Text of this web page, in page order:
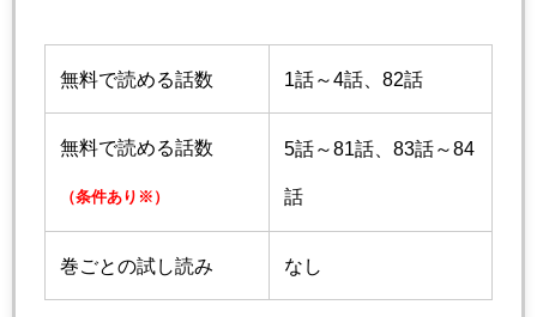
無料で読める話数 1話～4話、82話
無料で読める話数
（条件あり※）
5話～81話、83話～84
話
巻ごとの試し読み なし